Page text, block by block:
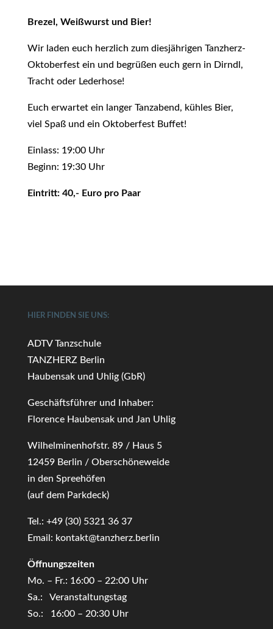
Brezel, Weißwurst und Bier!
Wir laden euch herzlich zum diesjährigen Tanzherz-
Oktoberfest ein und begrüßen euch gern in Dirndl,
Tracht oder Lederhose!
Euch erwartet ein langer Tanzabend, kühles Bier,
viel Spaß und ein Oktoberfest Buffet!
Einlass: 19:00 Uhr
Beginn: 19:30 Uhr
Eintritt: 40,- Euro pro Paar
HIER FINDEN SIE UNS:
ADTV Tanzschule
TANZHERZ Berlin
Haubensak und Uhlig (GbR)
Geschäftsführer und Inhaber:
Florence Haubensak und Jan Uhlig
Wilhelminenhofstr. 89 / Haus 5
12459 Berlin / Oberschöneweide
in den Spreehöfen
(auf dem Parkdeck)
Tel.: +49 (30) 5321 36 37
Email: kontakt@tanzherz.berlin
Öffnungszeiten
Mo. – Fr.: 16:00 – 22:00 Uhr
Sa.: Veranstaltungstag
So.: 16:00 – 20:30 Uhr